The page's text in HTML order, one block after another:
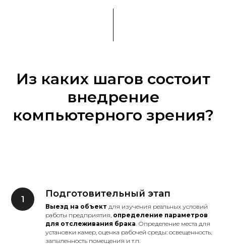
Из каких шагов состоит
внедрение
компьютерного зрения?
Подготовительный этап
Выезд на объект для изучения реальных условий
работы предприятия, определение параметров
для отслеживания брака . Определение места для
установки камер, оценка рабочей среды: освещенность,
запыленность помещения и т.п.